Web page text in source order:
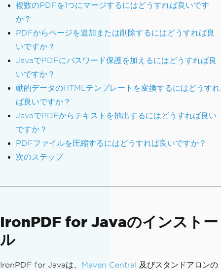
複数のPDFを1つにマージするにはどうすれば良いです
か？
PDFからページを追加または削除するにはどうすれば良
いですか？
JavaでPDFにパスワード保護を加えるにはどうすれば良
いですか？
動的データのHTMLテンプレートを変換するにはどうすれ
ば良いですか？
JavaでPDFからテキストを抽出するにはどうすれば良い
ですか？
PDFファイルを圧縮するにはどうすれば良いですか？
次のステップ
IronPDF for Javaのインストー
ル
IronPDF for Javaは、 Maven Central 及びスタンドアロンの